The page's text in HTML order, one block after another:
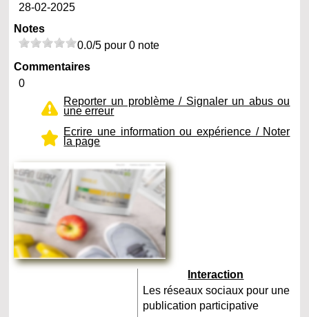
28-02-2025
Notes
0.0/5 pour 0 note
Commentaires
0
Reporter un problème / Signaler un abus ou
une erreur
Ecrire une information ou expérience / Noter
la page
Interaction
Les réseaux sociaux pour une
publication participative